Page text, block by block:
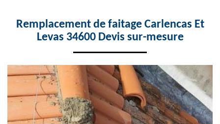
Remplacement de faitage Carlencas Et
Levas 34600 Devis sur-mesure